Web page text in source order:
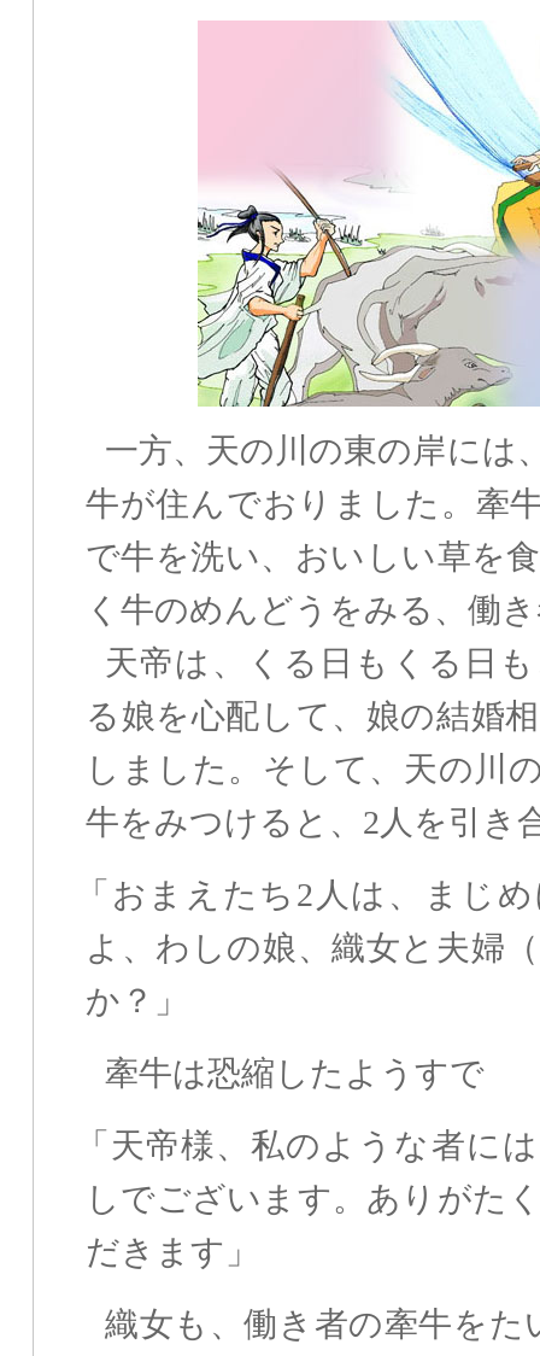
一方、天の川の東の岸には
牛が住んでおりました。牽
で牛を洗い、おいしい草を
く牛のめんどうをみる、働
天帝は、くる日もくる日
る娘を心配して、娘の結婚
しました。そして、天の川
牛をみつけると、2人を引き
「おまえたち2人は、まじ
よ、わしの娘、織女と夫婦
か？」
牽牛は恐縮したようすで
「天帝様、私のような者に
しでございます。ありがた
だきます」
織女も、働き者の牽牛をた